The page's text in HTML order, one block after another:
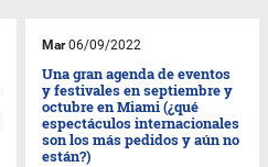
Mar06/09/2022
Una gran agenda de eventos
y festivales en septiembre y
octubre en Miami (¿qué
espectáculos internacionales
son los más pedidos y aún no
están?)